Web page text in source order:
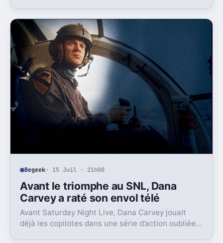
Begeek· 15 Juil · 21h00
Avant le triomphe au SNL, Dana
Carvey a raté son envol télé
Avant Saturday Night Live, Dana Carvey jouait
déjà les copilotes dans une série d’action oubliée.